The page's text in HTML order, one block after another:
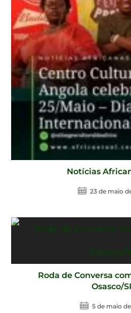
Notícias
23 de maio
Roda de Conversa
Osasco/
5 de maio